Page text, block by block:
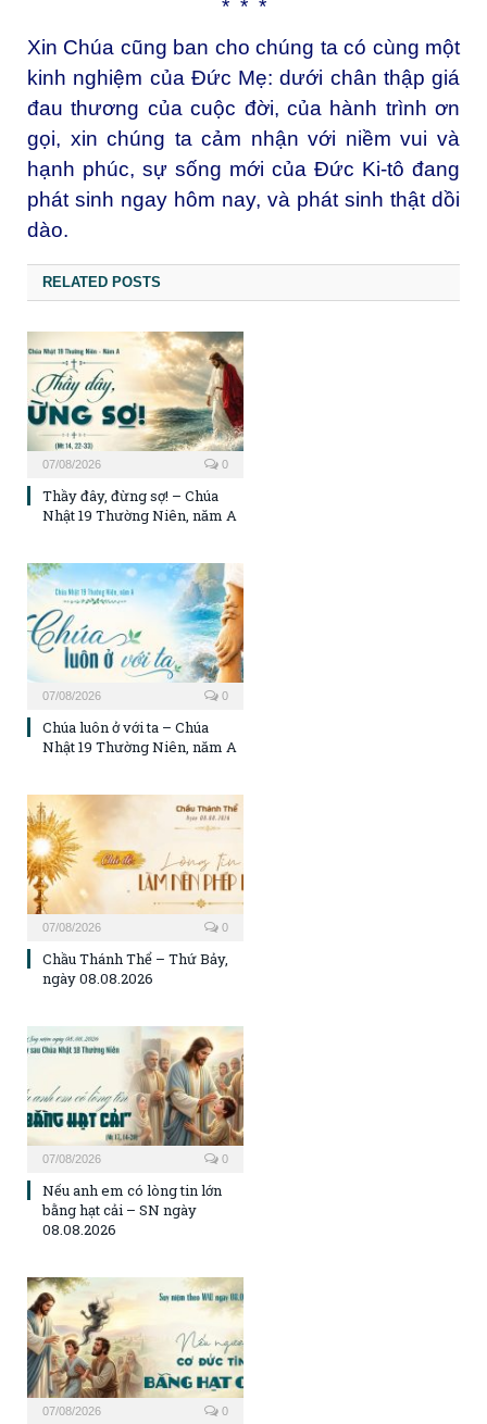
* * *
Xin Chúa cũng ban cho chúng ta có cùng một
kinh nghiệm của Đức Mẹ: dưới chân thập giá
đau thương của cuộc đời, của hành trình ơn
gọi, xin chúng ta cảm nhận với niềm vui và
hạnh phúc, sự sống mới của Đức Ki-tô đang
phát sinh ngay hôm nay, và phát sinh thật dồi
dào.
RELATED POSTS
07/08/2026 0
Thầy đây, đừng sợ! – Chúa
Nhật 19 Thường Niên, năm A
07/08/2026 0
Chúa luôn ở với ta – Chúa
Nhật 19 Thường Niên, năm A
07/08/2026 0
Chầu Thánh Thể – Thứ Bảy,
ngày 08.08.2026
07/08/2026 0
Nếu anh em có lòng tin lớn
bằng hạt cải – SN ngày
08.08.2026
07/08/2026 0